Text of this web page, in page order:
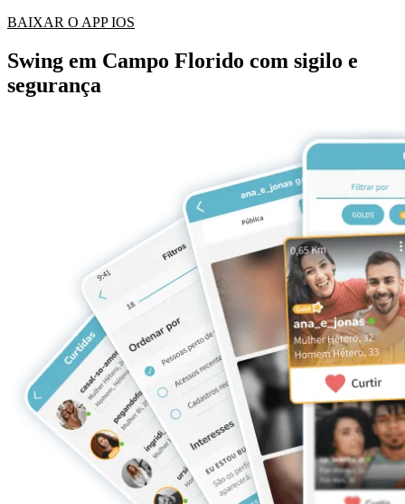
BAIXAR O APP IOS
Swing em Campo Florido com sigilo e
segurança